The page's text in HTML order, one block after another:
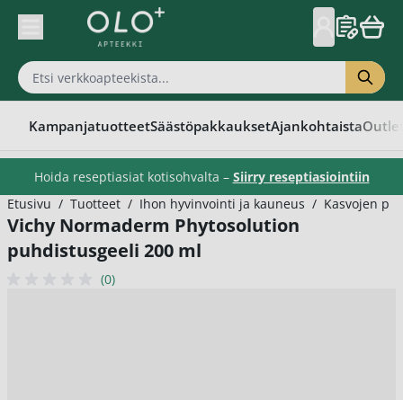
Skip to Content
KampanjatuotteetSäästöpakkauksetAjankohtaista
Hoida reseptiasiat kotisohvalta – Siirry reseptiasiointiin
Etusivu / Tuotteet / Ihon hyvinvointi ja kauneus / Kasvojen
Vichy Normaderm Phytosolution
puhdistusgeeli 200 ml
(0)